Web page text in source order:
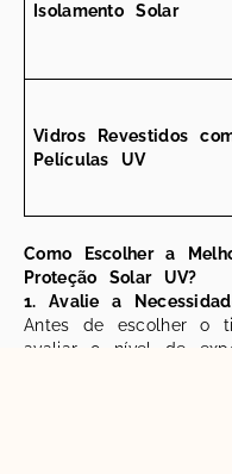
Isolamento Solar
Vidros Revestidos
Películas UV
Como Escolher a
Proteção Solar UV?
1. Avalie a
Antes de escolher o
avaliar o nível de